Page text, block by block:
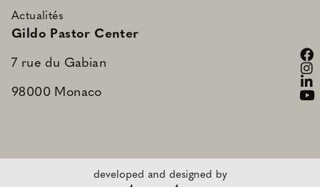
Actualités
Gildo Pastor Center
7 rue du Gabian
98000 Monaco
developed and designed by